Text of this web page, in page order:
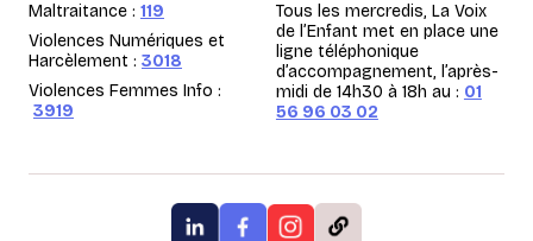
Maltraitance : 119
Violences Numériques et
Harcèlement : 3018
Violences Femmes Info :
3919
Tous les mercredis, La Voix
de l’Enfant met en place une
ligne téléphonique
d’accompagnement, l’après-
midi de 14h30 à 18h au : 01
56 96 03 02